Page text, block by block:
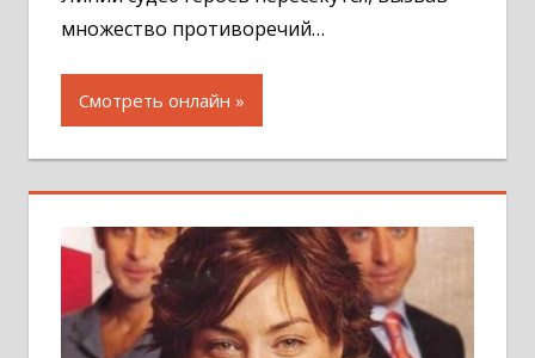
множество противоречий…
Смотреть онлайн